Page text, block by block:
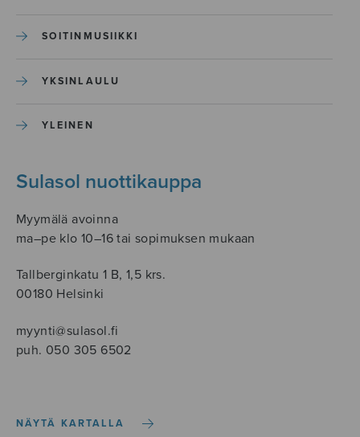
SOITINMUSIIKKI
YKSINLAULU
YLEINEN
Sulasol nuottikauppa
Myymälä avoinna
ma–pe klo 10–16 tai sopimuksen mukaan
Tallberginkatu 1 B, 1,5 krs.
00180 Helsinki
myynti@sulasol.fi
puh. 050 305 6502
NÄYTÄ KARTALLA